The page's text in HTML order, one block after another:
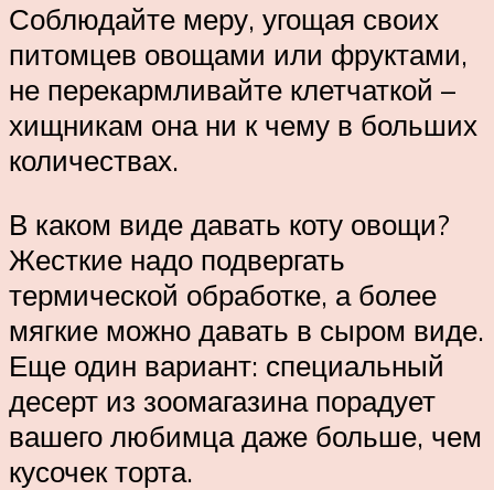
Соблюдайте меру, угощая своих
питомцев овощами или фруктами,
не перекармливайте клетчаткой –
хищникам она ни к чему в больших
количествах.
В каком виде давать коту овощи?
Жесткие надо подвергать
термической обработке, а более
мягкие можно давать в сыром виде.
Еще один вариант: специальный
десерт из зоомагазина порадует
вашего любимца даже больше, чем
кусочек торта.